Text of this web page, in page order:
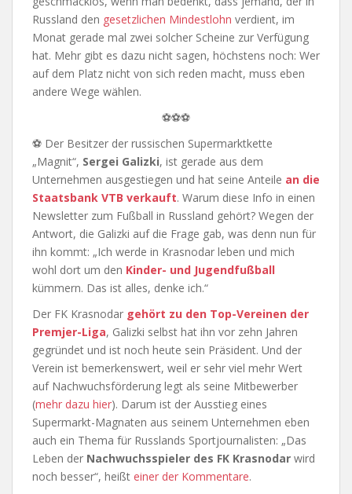
Russland den gesetzlichen Mindestlohn verdient, im
Monat gerade mal zwei solcher Scheine zur Verfügung
hat. Mehr gibt es dazu nicht sagen, höchstens noch: Wer
auf dem Platz nicht von sich reden macht, muss eben
andere Wege wählen.
⚽⚽⚽
⚽ Der Besitzer der russischen Supermarktkette
„Magnit“, Sergei Galizki, ist gerade aus dem
Unternehmen ausgestiegen und hat seine Anteile an die
Staatsbank VTB verkauft. Warum diese Info in einen
Newsletter zum Fußball in Russland gehört? Wegen der
Antwort, die Galizki auf die Frage gab, was denn nun für
ihn kommt: „Ich werde in Krasnodar leben und mich
wohl dort um den Kinder- und Jugendfußball
kümmern. Das ist alles, denke ich.“
Der FK Krasnodar gehört zu den Top-Vereinen der
Premjer-Liga, Galizki selbst hat ihn vor zehn Jahren
gegründet und ist noch heute sein Präsident. Und der
Verein ist bemerkenswert, weil er sehr viel mehr Wert
auf Nachwuchsförderung legt als seine Mitbewerber
(mehr dazu hier). Darum ist der Ausstieg eines
Supermarkt-Magnaten aus seinem Unternehmen eben
auch ein Thema für Russlands Sportjournalisten: „Das
Leben der Nachwuchsspieler des FK Krasnodar wird
noch besser“, heißt einer der Kommentare.